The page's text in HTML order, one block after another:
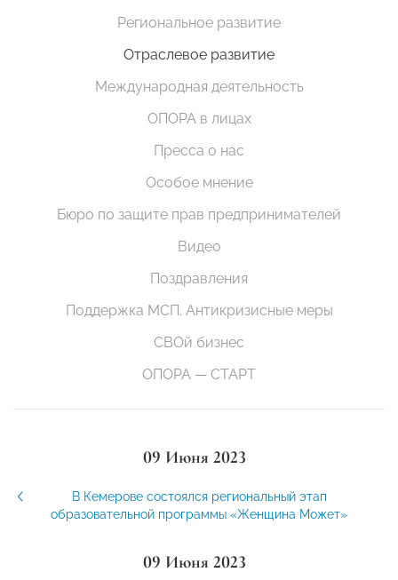
Региональное развитие
Отраслевое развитие
Международная деятельность
ОПОРА в лицах
Пресса о нас
Особое мнение
Бюро по защите прав предпринимателей
Видео
Поздравления
Поддержка МСП. Антикризисные меры
СВОй бизнес
ОПОРА — СТАРТ
09 Июня 2023
В Кемерове состоялся региональный этап
образовательной программы «Женщина Может»
09 Июня 2023